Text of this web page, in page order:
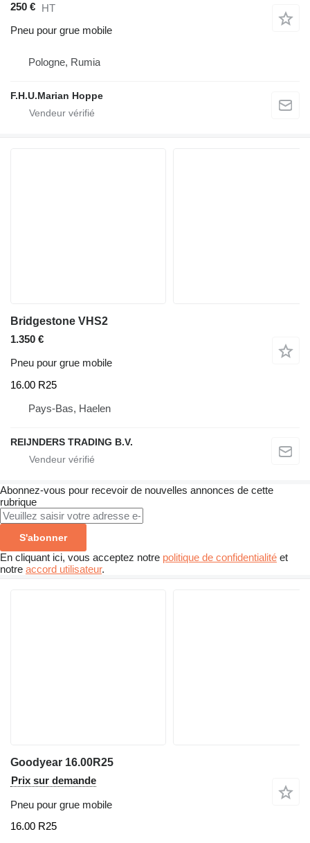
250 € HT
Pneu pour grue mobile
Pologne, Rumia
F.H.U.Marian Hoppe
Bridgestone VHS2
1.350 €
Pneu pour grue mobile
16.00 R25
Pays-Bas, Haelen
REIJNDERS TRADING B.V.
Abonnez-vous pour recevoir de nouvelles annonces de cette
rubrique
S'abonner
En cliquant ici, vous acceptez notre politique de confidentialité et
notre accord utilisateur.
Goodyear 16.00R25
Prix sur demande
Pneu pour grue mobile
16.00 R25